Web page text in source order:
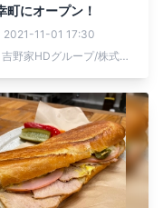
町にオープン！
2021-11-01 17:30
吉野家HDグループ/株式会社シェアレストラン